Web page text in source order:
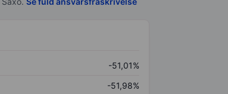
-51,01%
-51,98%